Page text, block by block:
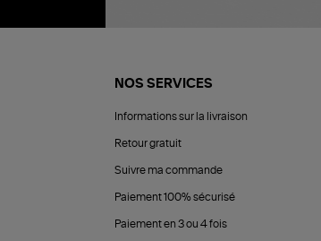
NOS SERVICES
Informations sur la livraison
Retour gratuit
Suivre ma commande
Paiement 100% sécurisé
Paiement en 3 ou 4 fois